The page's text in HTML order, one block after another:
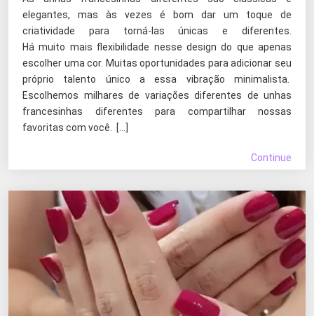
elegantes, mas às vezes é bom dar um toque de
criatividade para torná-las únicas e diferentes.
Há muito mais flexibilidade nesse design do que apenas
escolher uma cor. Muitas oportunidades para adicionar seu
próprio talento único a essa vibração minimalista.
Escolhemos milhares de variações diferentes de unhas
francesinhas diferentes para compartilhar nossas
favoritas com você. […]
Continue